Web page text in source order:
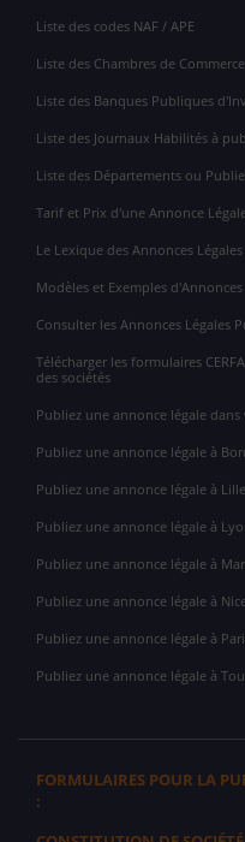
Liste des codes NAF / APE
Liste des Chambres de
Liste des Banques Publiques
Liste des Journaux Habilités à
Liste des Départements ou
Tarif et Prix d'une Annonce
Le Lexique des Annonces Légales
Modèles et Exemples d'Annonces
Consulter les Annonces Légales
Télécharger les formulaires
des sociétés
Publiez une annonce légale
Publiez une annonce légale à
Publiez une annonce légale à Lille
Publiez une annonce légale à
Publiez une annonce légale à
Publiez une annonce légale à
Publiez une annonce légale à
Publiez une annonce légale à
FORMULAIRES POUR LA
: